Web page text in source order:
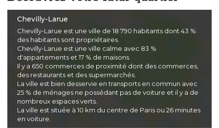
Chevilly-Larue
Chevilly-Larue est une ville de 18 790 habitants dont 43 %
des habitants sont propriétaires.
Chevilly-Larue est une ville calme avec 83 %
d'appartements et 17 % de maisons.
Il y a 650 commerces de proximité dont des commerces,
des restaurants et des supermarchés.
La ville est bien desservie en transports en commun avec
25 % de ménages ne possédant pas de voiture et il y a de
nombreux espaces verts.
La ville est située à 10 km du centre de Paris ou 26 minutes
en voiture.